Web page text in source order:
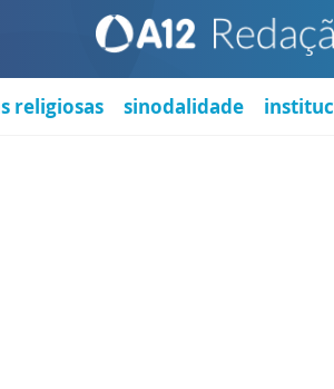
religiosas sinodalidade